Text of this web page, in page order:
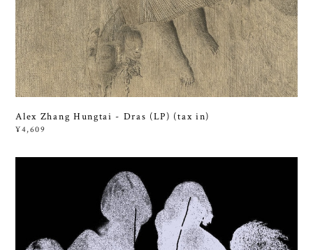
Alex Zhang Hungtai - Dras (LP) (tax in)
¥4,609